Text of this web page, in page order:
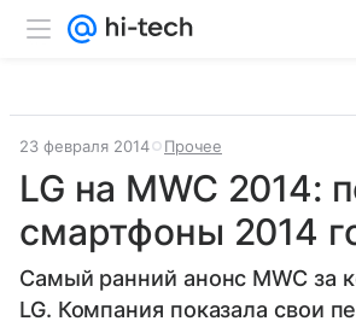
23 февраля 2014 Прочее
LG на MWC 2014:
смартфоны 2014
Самый ранний анонс MWC за
LG. Компания показала свои